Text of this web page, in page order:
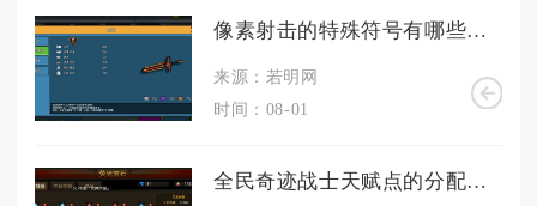
像素射击的特殊符号有哪些方法
来源：若明网
时间：08-01
全民奇迹战士天赋点的分配方案有哪些可选